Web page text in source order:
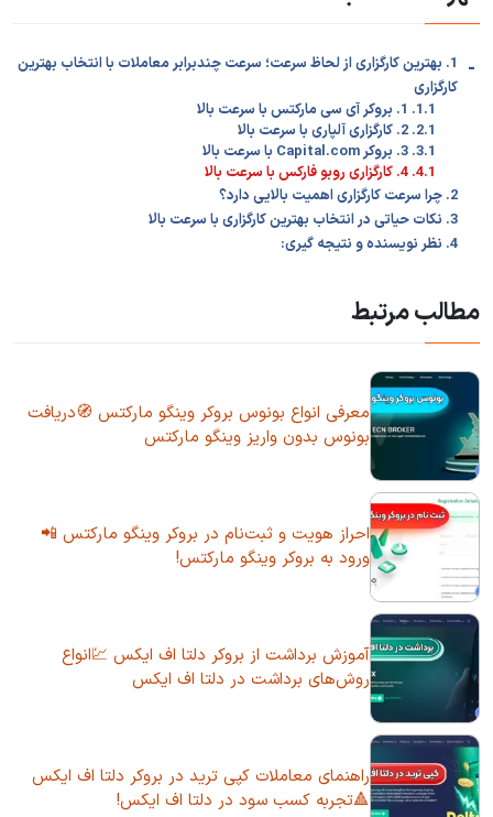
1. بهترین کارگزاری از لحاظ سرعت؛ سرعت چندبرابر معاملات با انتخاب بهترین
کارگزاری
-
1.1. 1. بروکر آی سی مارکتس با سرعت بالا
2.1. 2. کارگزاری آلپاری با سرعت بالا
3.1. 3. بروکر Capital.com با سرعت بالا
4.1. 4. کارگزاری روبو فارکس با سرعت بالا
2. چرا سرعت کارگزاری اهمیت بالایی دارد؟
3. نکات حیاتی در انتخاب بهترین کارگزاری با سرعت بالا
4. نظر نویسنده و نتیجه گیری:
مطالب مرتبط
معرفی انواع بونوس بروکر وینگو مارکتس 🧭دریافت
بونوس بدون واریز وینگو مارکتس
احراز هویت و ثبت‌نام در بروکر وینگو مارکتس 📲
ورود به بروکر وینگو مارکتس!
آموزش برداشت از بروکر دلتا اف ایکس 💹انواع
روش‌های برداشت در دلتا اف ایکس
راهنمای معاملات کپی ترید در بروکر دلتا اف ایکس
🔺تجربه کسب سود در دلتا اف ایکس!